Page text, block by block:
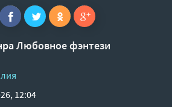
Любовное фэнтези
12:04